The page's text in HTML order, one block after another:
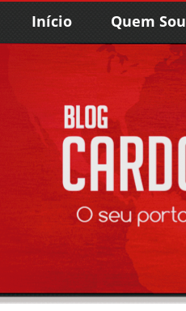
Início Quem Sou